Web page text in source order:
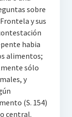
sobre
y sus
habia
alimentos;
sólo
y
(S. 154)
central.